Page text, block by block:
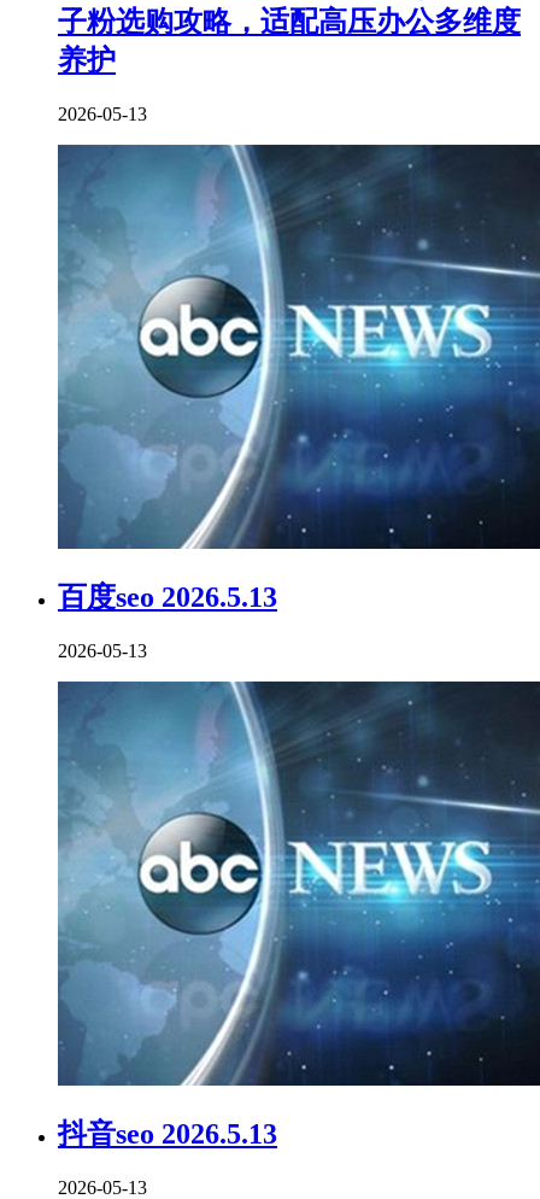
子粉选购攻略，适配高压办公多维度
养护
2026-05-13
百度seo 2026.5.13
2026-05-13
抖音seo 2026.5.13
2026-05-13